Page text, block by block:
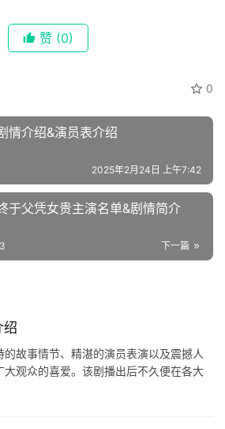
赞 (0)
0
情介绍&演员表介绍
2025年2月24日 上午7:42
于父凭女贵主演名单&剧情简介
下一篇
绍
的故事情节、精湛的演员表演以及震撼人
大观众的喜爱。该剧播出后不久便在各大